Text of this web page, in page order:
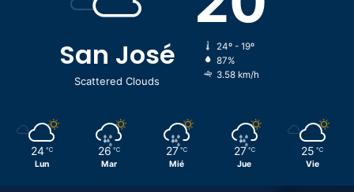
San José
Scattered Clouds
24º - 19º
87%
3.58 km/h
24 ℃
Lun
26 ℃
Mar
27 ℃
Mié
27 ℃
Jue
25 ℃
Vie